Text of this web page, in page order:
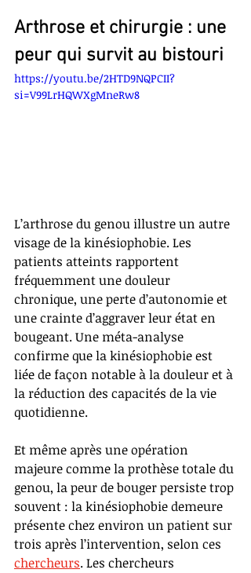
Arthrose et chirurgie : une
peur qui survit au bistouri
https://youtu.be/2HTD9NQPCII?
si=V99LrHQWXgMneRw8
L’arthrose du genou illustre un autre
visage de la kinésiophobie. Les
patients atteints rapportent
fréquemment une douleur
chronique, une perte d’autonomie et
une crainte d’aggraver leur état en
bougeant. Une méta-analyse
confirme que la kinésiophobie est
liée de façon notable à la douleur et à
la réduction des capacités de la vie
quotidienne.
Et même après une opération
majeure comme la prothèse totale du
genou, la peur de bouger persiste trop
souvent : la kinésiophobie demeure
présente chez environ un patient sur
trois après l’intervention, selon ces
chercheurs. Les chercheurs